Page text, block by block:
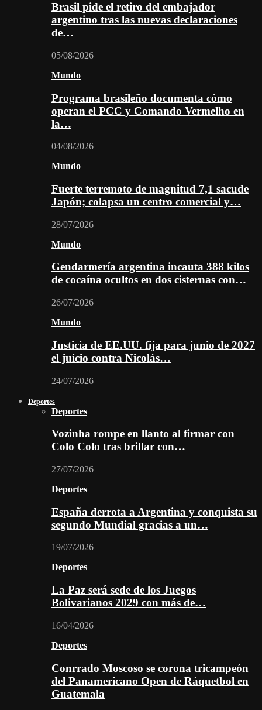
Brasil pide el retiro del embajador
argentino tras las nuevas declaraciones
de…
05/08/2026
Mundo
Programa brasileño documenta cómo
operan el PCC y Comando Vermelho en
la…
04/08/2026
Mundo
Fuerte terremoto de magnitud 7,1 sacude
Japón; colapsa un centro comercial y…
28/07/2026
Mundo
Gendarmería argentina incauta 388 kilos
de cocaína ocultos en dos cisternas con…
26/07/2026
Mundo
Justicia de EE.UU. fija para junio de 2027
el juicio contra Nicolás…
24/07/2026
Deportes
Deportes
Vozinha rompe en llanto al firmar con
Colo Colo tras brillar con…
27/07/2026
Deportes
España derrota a Argentina y conquista su
segundo Mundial gracias a un…
19/07/2026
Deportes
La Paz será sede de los Juegos
Bolivarianos 2029 con más de…
16/04/2026
Deportes
Conrrado Moscoso se corona tricampeón
del Panamericano Open de Ráquetbol en
Guatemala